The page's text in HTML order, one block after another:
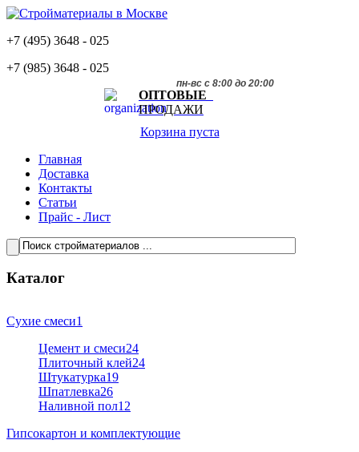
+7 (495) 3648 - 025
+7 (985) 3648 - 025
пн-вс с 8:00 до 20:00
ОПТОВЫЕ
ПРОДАЖИ
Корзина пуста
Главная
Доставка
Контакты
Статьи
Прайс - Лист
Каталог
Сухие смеси1
Цемент и смеси24
Плиточный клей24
Штукатурка19
Шпатлевка26
Наливной пол12
Гипсокартон и комплектующие